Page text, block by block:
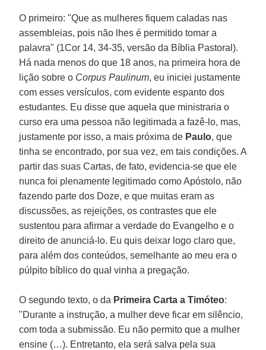
O primeiro: "Que as mulheres fiquem caladas nas
assembleias, pois não lhes é permitido tomar a
palavra" (1Cor 14, 34-35, versão da Bíblia Pastoral).
Há nada menos do que 18 anos, na primeira hora de
lição sobre o Corpus Paulinum, eu iniciei justamente
com esses versículos, com evidente espanto dos
estudantes. Eu disse que aquela que ministraria o
curso era uma pessoa não legitimada a fazê-lo, mas,
justamente por isso, a mais próxima de Paulo, que
tinha se encontrado, por sua vez, em tais condições. A
partir das suas Cartas, de fato, evidencia-se que ele
nunca foi plenamente legitimado como Apóstolo, não
fazendo parte dos Doze, e que muitas eram as
discussões, as rejeições, os contrastes que ele
sustentou para afirmar a verdade do Evangelho e o
direito de anunciá-lo. Eu quis deixar logo claro que,
para além dos conteúdos, semelhante ao meu era o
púlpito bíblico do qual vinha a pregação.
O segundo texto, o da Primeira Carta a Timóteo:
"Durante a instrução, a mulher deve ficar em silêncio,
com toda a submissão. Eu não permito que a mulher
ensine (…). Entretanto, ela será salva pela sua